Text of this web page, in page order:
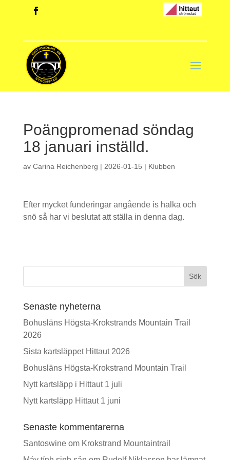
Poängpromenad söndag
18 januari inställd.
av Carina Reichenberg | 2026-01-15 | Klubben
Efter mycket funderingar angående is halka och
snö så har vi beslutat att ställa in denna dag.
Sök
Senaste nyheterna
Bohusläns Högsta-Krokstrands Mountain Trail
2026
Sista kartsläppet Hittaut 2026
Bohusläns Högsta-Krokstrand Mountain Trail
Nytt kartsläpp i Hittaut 1 juli
Nytt kartsläpp Hittaut 1 juni
Senaste kommentarerna
Santoswineom Krokstrand Mountaintrail